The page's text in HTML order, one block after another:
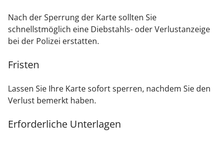
Nach der Sperrung der Karte sollten Sie
schnellstmöglich eine Diebstahls- oder Verlustanzeige
bei der Polizei erstatten.
Fristen
Lassen Sie Ihre Karte sofort sperren, nachdem Sie den
Verlust bemerkt haben.
Erforderliche Unterlagen